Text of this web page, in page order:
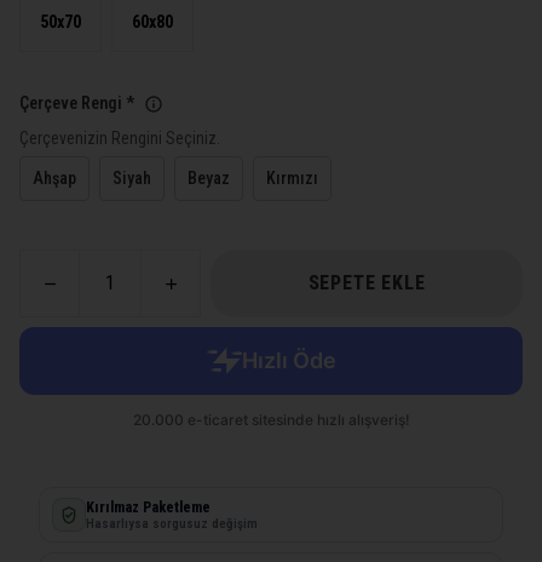
50x70 60x80
Çerçeve Rengi *
Çerçevenizin Rengini Seçiniz.
Ahşap Siyah Beyaz Kırmızı
SEPETE EKLE
Kırılmaz Paketleme
Hasarlıysa sorgusuz değişim